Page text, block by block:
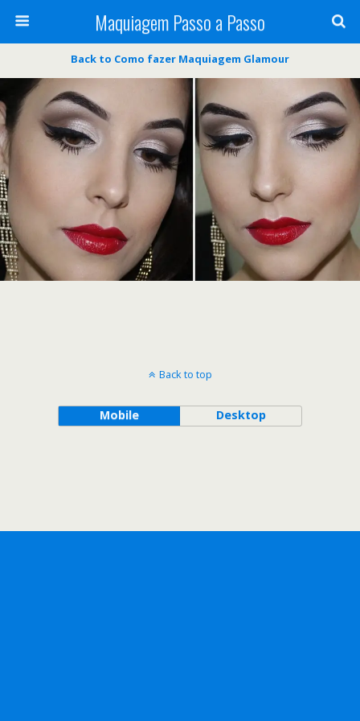
Maquiagem Passo a Passo
Back to Como fazer Maquiagem Glamour
Back to top
Mobile Desktop